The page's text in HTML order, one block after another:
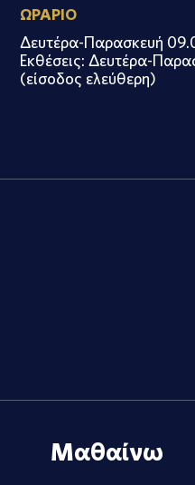
ΩΡΑΡΙΟ
Δευτέρα-Παρασκευή
Εκθέσεις: Δευτέρα-
(είσοδος ελεύθερη)
Μαθαίνω